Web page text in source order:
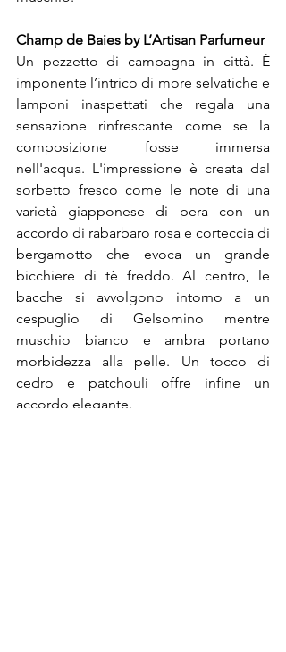
Champ de Baies by L’Artisan Parfumeur
Un pezzetto di campagna in città. È
imponente l’intrico di more selvatiche e
lamponi inaspettati che regala una
sensazione rinfrescante come se la
composizione fosse immersa
nell'acqua. L'impressione è creata dal
sorbetto fresco come le note di una
varietà giapponese di pera con un
accordo di rabarbaro rosa e corteccia di
bergamotto che evoca un grande
bicchiere di tè freddo. Al centro, le
bacche si avvolgono intorno a un
cespuglio di Gelsomino mentre
muschio bianco e ambra portano
morbidezza alla pelle. Un tocco di
cedro e patchouli offre infine un
accordo elegante.